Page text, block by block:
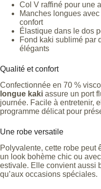
Col V raffiné pour une
Manches longues
confort
Élastique dans le dos
Fond kaki sublimé par
élégants
Qualité et confort
Confectionnée en 70 %
longue kaki assure un port
journée. Facile à entretenir,
programme délicat pour
Une robe versatile
Polyvalente, cette robe peut
un look bohème chic ou
estivale. Elle convient aussi
qu’aux occasions spéciales.